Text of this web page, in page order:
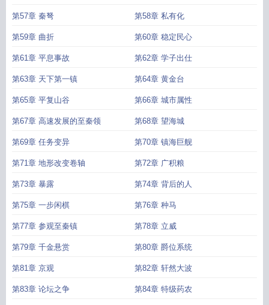
第57章 秦弩 第58章 私有化
第59章 曲折 第60章 稳定民心
第61章 平息事故 第62章 学子出仕
第63章 天下第一镇 第64章 黄金台
第65章 平复山谷 第66章 城市属性
第67章 高速发展的至秦领 第68章 望海城
第69章 任务变异 第70章 镇海巨舰
第71章 地形改变卷轴 第72章 广积粮
第73章 暴露 第74章 背后的人
第75章 一步闲棋 第76章 种马
第77章 参观至秦镇 第78章 立威
第79章 千金悬赏 第80章 爵位系统
第81章 京观 第82章 轩然大波
第83章 论坛之争 第84章 特级药农